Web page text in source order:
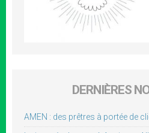
DERNIÈRES
AMEN : des prêtres à portée de